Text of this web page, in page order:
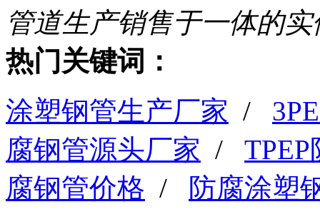
管道生产销售于一体的
热门关键词：
涂塑钢管生产厂家 /
腐钢管源头厂家 /
腐钢管价格 /
防腐涂塑